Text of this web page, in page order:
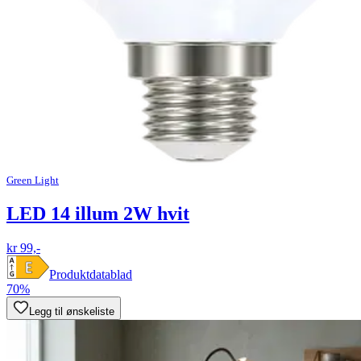
Green Light
LED 14 illum 2W hvit
kr 99,-
Produktdatablad
70%
Legg til ønskeliste